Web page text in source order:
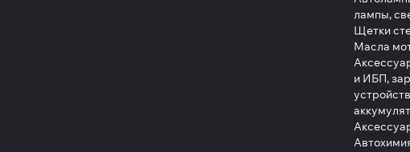
лампы,
Щетки
Масла
и ИБП,